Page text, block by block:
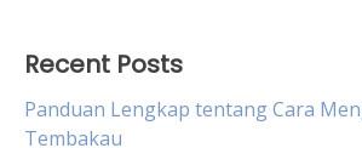
Recent Posts
Panduan Lengkap tentang Cara
Tembakau